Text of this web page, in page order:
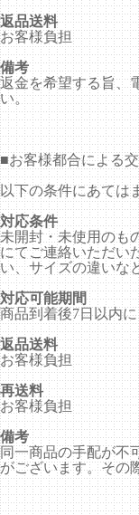
返品送料
お客様負担
備考
返金を希望する旨、
い。
■お客様都合による
以下の条件にあては
対応条件
未開封・未使用のも
にてご連絡いただい
い、サイズの違いな
対応可能期間
商品到着後7日以内
返品送料
お客様負担
再送料
お客様負担
備考
同一商品の手配が不
がございます。その